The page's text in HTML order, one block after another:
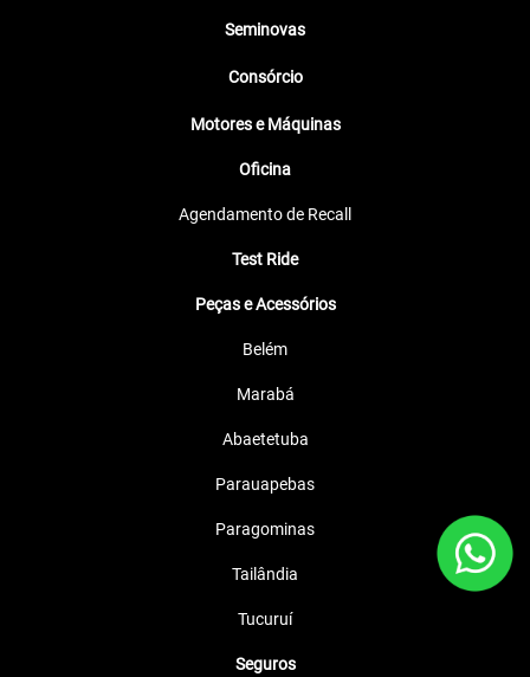
Seminovas
Consórcio
Motores e Máquinas
Oficina
Agendamento de Recall
Test Ride
Peças e Acessórios
Belém
Marabá
Abaetetuba
Parauapebas
Paragominas
Tailândia
Tucuruí
Seguros